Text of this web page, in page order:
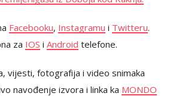
Facebooku, Instagramu i Twitteru.
za IOS i Android telefone.
vijesti, fotografija i video snimaka
navođenje izvora i linka ka MONDO